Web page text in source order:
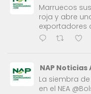
Marruecos
roja y abre
exportadores
NAP Noticias
La siembra
en el NEA